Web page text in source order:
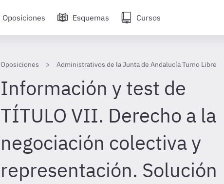
Oposiciones Esquemas Cursos
Oposiciones Administrativos de la Junta de Andalucía Turno Libre
Información y test de
TÍTULO VII. Derecho a la
negociación colectiva y
representación. Solución